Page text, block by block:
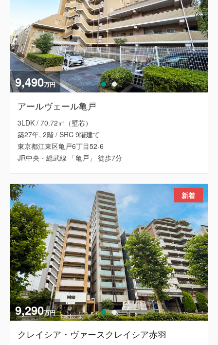
9,490万円
アールヴェール亀戸
3LDK / 70.72㎡（壁芯）
築27年, 2階 / SRC 9階建て
東京都江東区亀戸6丁目52-6
JR中央・総武線 「亀戸」 徒歩7分
9,290万円
クレイシア・ヴァースクレイシア赤羽
新着